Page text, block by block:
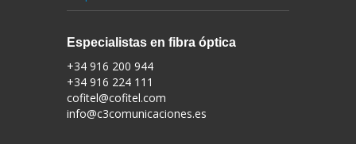
Especialistas en fibra óptica
+34 916 200 944
+34 916 224 111
cofitel@cofitel.com
info@c3comunicaciones.es